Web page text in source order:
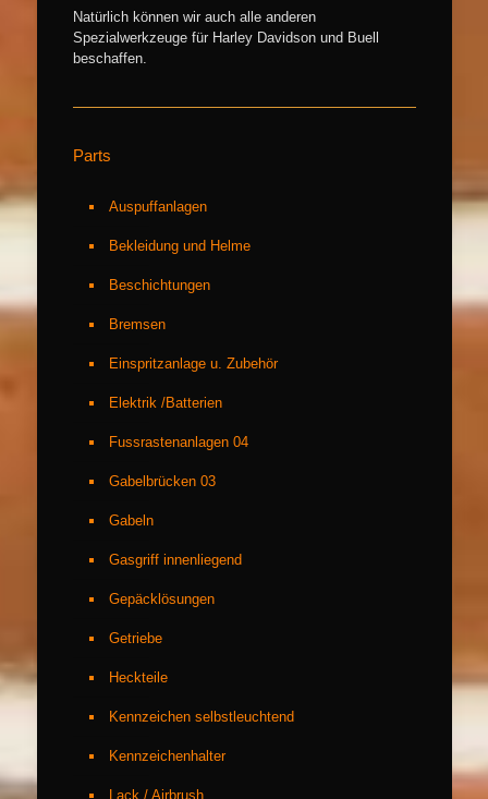
Natürlich können wir auch alle anderen
Spezialwerkzeuge für Harley Davidson und Buell
beschaffen.
Parts
Auspuffanlagen
Bekleidung und Helme
Beschichtungen
Bremsen
Einspritzanlage u. Zubehör
Elektrik /Batterien
Fussrastenanlagen 04
Gabelbrücken 03
Gabeln
Gasgriff innenliegend
Gepäcklösungen
Getriebe
Heckteile
Kennzeichen selbstleuchtend
Kennzeichenhalter
Lack / Airbrush